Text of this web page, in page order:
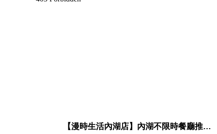
【漫時生活內湖店】內湖不限時餐廳推薦｜捷運港墘站美食，聚餐、約會、家庭聚會首選，正餐甜點一次滿足